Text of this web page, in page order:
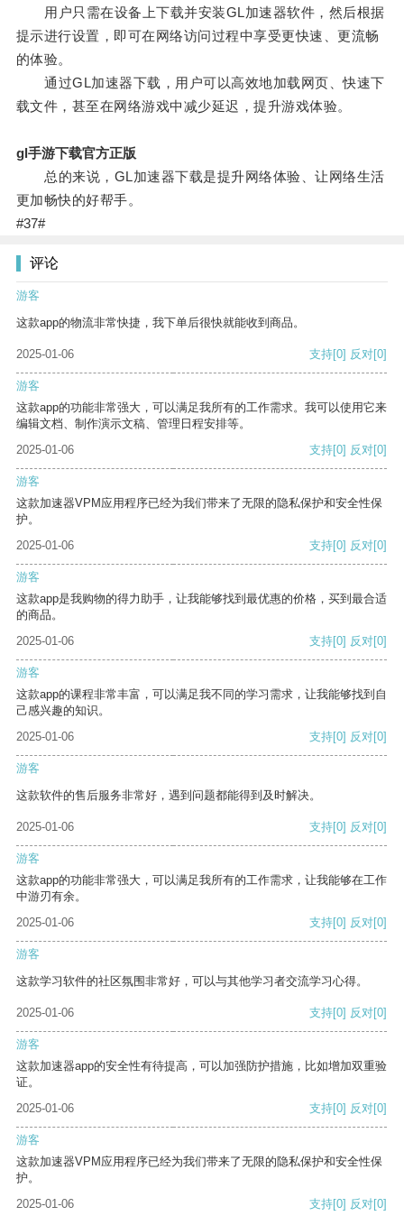
用户只需在设备上下载并安装GL加速器软件，然后根据
提示进行设置，即可在网络访问过程中享受更快速、更流畅
的体验。
通过GL加速器下载，用户可以高效地加载网页、快速下
载文件，甚至在网络游戏中减少延迟，提升游戏体验。
gl手游下载官方正版
总的来说，GL加速器下载是提升网络体验、让网络生活
更加畅快的好帮手。
#37#
评论
游客
这款app的物流非常快捷，我下单后很快就能收到商品。
2025-01-06 支持[0] 反对[0]
游客
这款app的功能非常强大，可以满足我所有的工作需求。我可以使用它来
编辑文档、制作演示文稿、管理日程安排等。
2025-01-06
支持[0] 反对[0]
游客
这款加速器VPM应用程序已经为我们带来了无限的隐私保护和安全性保
护。
2025-01-06
支持[0] 反对[0]
游客
这款app是我购物的得力助手，让我能够找到最优惠的价格，买到最合适
的商品。
2025-01-06
支持[0] 反对[0]
游客
这款app的课程非常丰富，可以满足我不同的学习需求，让我能够找到自
己感兴趣的知识。
2025-01-06
支持[0] 反对[0]
游客
这款软件的售后服务非常好，遇到问题都能得到及时解决。
2025-01-06 支持[0] 反对[0]
游客
这款app的功能非常强大，可以满足我所有的工作需求，让我能够在工作
中游刃有余。
2025-01-06
支持[0] 反对[0]
游客
这款学习软件的社区氛围非常好，可以与其他学习者交流学习心得。
2025-01-06 支持[0] 反对[0]
游客
这款加速器app的安全性有待提高，可以加强防护措施，比如增加双重验
证。
2025-01-06
支持[0] 反对[0]
游客
这款加速器VPM应用程序已经为我们带来了无限的隐私保护和安全性保
护。
2025-01-06
支持[0] 反对[0]